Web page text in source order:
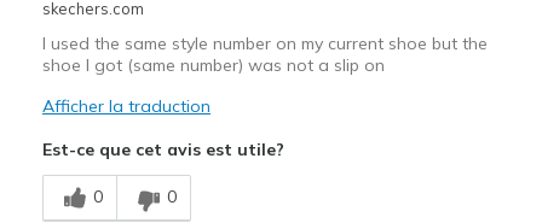
skechers.com
I used the same style number on my current shoe but the
shoe I got (same number) was not a slip on
Afficher la traduction
Est-ce que cet avis est utile?
0 0